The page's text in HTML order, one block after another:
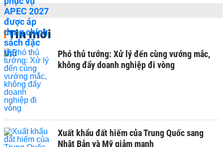
Tin mới
Phó thủ tướng: Xử lý đến cùng vướng mắc,
không đẩy doanh nghiệp đi vòng
Xuất khẩu đất hiếm của Trung Quốc sang
Nhật Bản và Mỹ giảm mạnh